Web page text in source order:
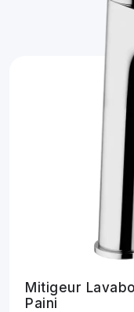
Mitigeur
Paini